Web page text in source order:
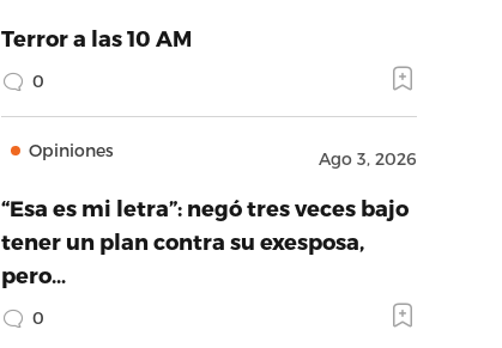
Terror a las 10 AM
0
Opiniones Ago 3, 2026
“Esa es mi letra”: negó tres veces bajo
tener un plan contra su exesposa,
pero…
0